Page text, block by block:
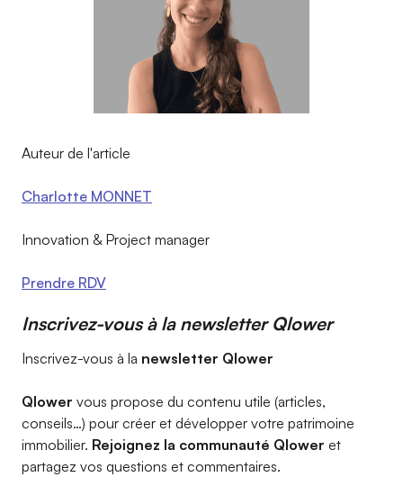
Auteur de l'article
Charlotte MONNET
Innovation & Project manager
Prendre RDV
Inscrivez-vous à la newsletter Qlower​
Inscrivez-vous à la newsletter Qlower​
Qlower vous propose du contenu utile (articles,
conseils…) pour créer et développer votre patrimoine
immobilier. Rejoignez la communauté Qlower et
partagez vos questions et commentaires.